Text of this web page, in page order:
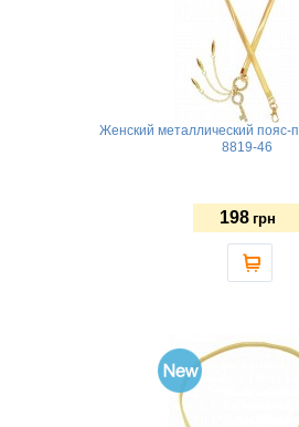
Женский металлический пояс-
8819-46
198 грн